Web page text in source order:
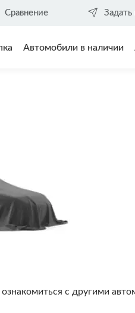
Сравнение Задать
Автомобили в наличии
с другими